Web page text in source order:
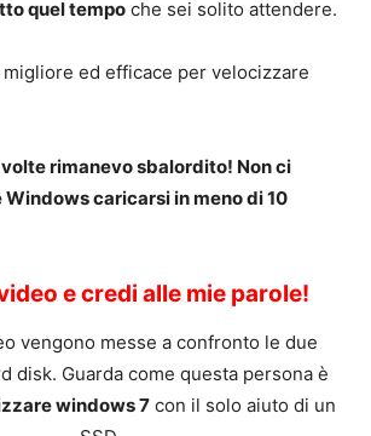
quel tempo che sei solito attendere.
ed efficace per velocizzare
rimanevo sbalordito! Non ci
caricarsi in meno di 10
e credi alle mie parole!
vengono messe a confronto le due
disk. Guarda come questa persona è
windows 7con il solo aiuto di un